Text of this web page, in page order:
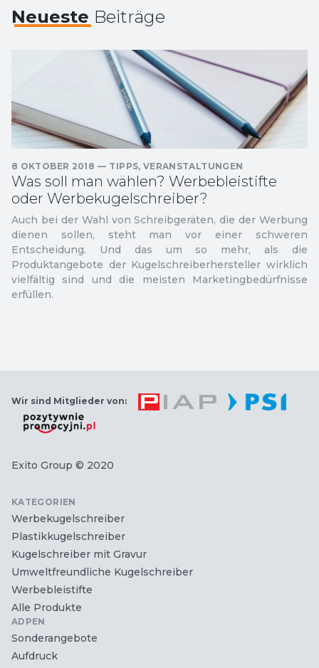
Neueste Beiträge
8 OKTOBER 2018 — TIPPS, VERANSTALTUNGEN
Was soll man wählen? Werbebleistifte
oder Werbekugelschreiber?
Auch bei der Wahl von Schreibgeräten, die der Werbung
dienen sollen, steht man vor einer schweren
Entscheidung. Und das um so mehr, als die
Produktangebote der Kugelschreiberhersteller wirklich
vielfältig sind und die meisten Marketingbedürfnisse
erfüllen.
Wir sind Mitglieder von:
Exito Group © 2020
KATEGORIEN
Werbekugelschreiber
Plastikkugelschreiber
Kugelschreiber mit Gravur
Umweltfreundliche Kugelschreiber
Werbebleistifte
Alle Produkte
ADPEN
Sonderangebote
Aufdruck